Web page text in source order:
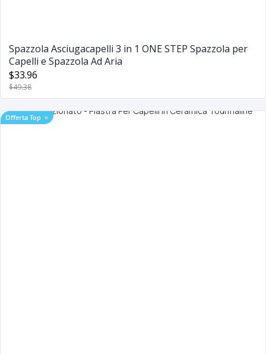
Spazzola Asciugacapelli 3 in 1 ONE STEP Spazzola per
Capelli e Spazzola Ad Aria
$33.96
$49.38
Offerta Top ⭐